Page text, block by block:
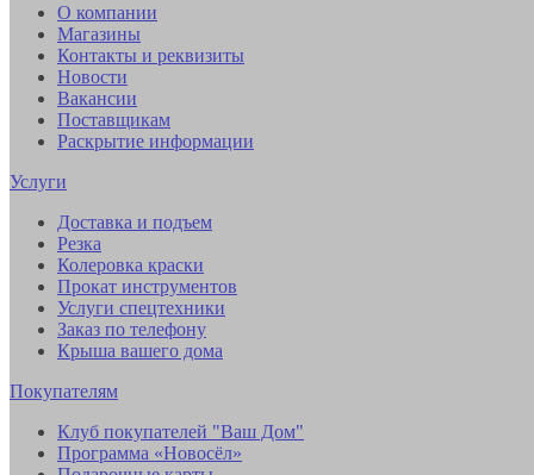
О компании
Магазины
Контакты и реквизиты
Новости
Вакансии
Поставщикам
Раскрытие информации
Услуги
Доставка и подъем
Резка
Колеровка краски
Прокат инструментов
Услуги спецтехники
Заказ по телефону
Крыша вашего дома
Покупателям
Клуб покупателей "Ваш Дом"
Программа «Новосёл»